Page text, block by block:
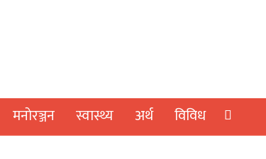
मनाेरञ्जन स्वास्थ्य अर्थ विविध